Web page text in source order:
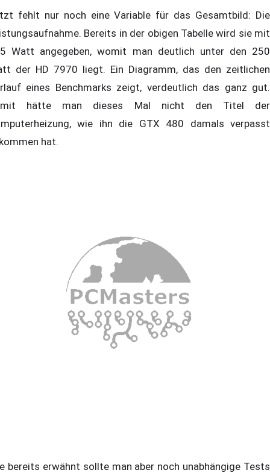
fehlt nur noch eine Variable für das Gesamtbild: Die
Bereits in der obigen Tabelle wird sie mit
Watt angegeben, womit man deutlich unter den 250
der HD 7970 liegt. Ein Diagramm, das den zeitlichen
eines Benchmarks zeigt, verdeutlich das ganz gut.
hätte man dieses Mal nicht den Titel der
wie ihn die GTX 480 damals verpasst
hat.
bereits erwähnt sollte man aber noch unabhängige Tests